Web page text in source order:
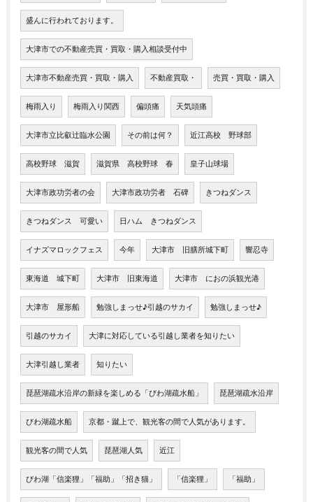
盛んに行われております。
大津市での不動産売買・買取・購入相談受付中
大津市不動産売買・買取・購入 不動産買取・ 売買・買取・購入
梅雨入り 梅雨入り関西 偏頭痛 天気頭痛
大津市立比叡辻臨水公園 その前は何？ 近江高校 野球部
高校野球 滋賀 滋賀県 高校野球 春 皇子山球場
大津市政功労者の会 大津市政功労者 石碑 きつねダンス
きつねダンス 可愛い 日ハム きつねダンス
イナズマロックフェス 今年 大津市 旧膳所城下町 響忍寺
東海道 城下町 大津市 旧東海道 大津市 におの浜観光港
大津市 屋形船 勉強しまっせ♪引越のサカイ 勉強しまっせ♪
引越のサカイ 大津に対応している引越し業者を知りたい
大津引越し業者 知りたい
琵琶湖疏水沿岸の新緑を楽しめる「びわ湖疏水船」 琵琶湖疏水沿岸
びわ湖疏水船 京都・蹴上で、観光客の間で人気があります。
観光客の間で人気 琵琶湖人気 近江
びわ湖「信楽狸」「福助」「招き猫」 「信楽狸」 「福助」